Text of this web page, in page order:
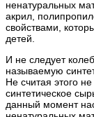
ненатуральных
акрил,
свойствами,
детей.
И не следует
называемую
Не считая этого
синтетическое
данный момент